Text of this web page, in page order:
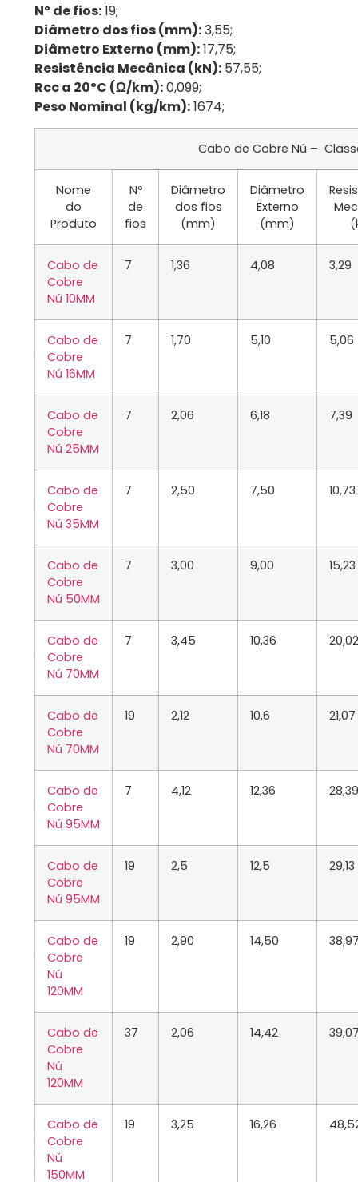
Nº de fios:19;
Diâmetro dos fios (mm):3,55;
Diâmetro Externo (mm):17,75;
Resistência Mecânica (kN): 57,55;
Rcc a 20ºC (Ω/km):0,099;
Peso Nominal (kg/km):1674;
Cabo de Cobre Nú –
Nome
do
Produto
Nº
de
fios
Diâmetro
dos fios
(mm)
Diâmetro
Externo
(mm)
Cabo de
Cobre
Nú 10MM
7 1,36 4,08 3,29
Cabo de
Cobre
Nú 16MM
7 1,70 5,10 5,06
Cabo de
Cobre
Nú 25MM
7 2,06 6,18 7,39
Cabo de
Cobre
Nú 35MM
7 2,50 7,50 10,73
Cabo de
Cobre
Nú 50MM
7 3,00 9,00 15,23
Cabo de
Cobre
Nú 70MM
7 3,45 10,36 20,02
Cabo de
Cobre
Nú 70MM
19 2,12 10,6 21,07
Cabo de
Cobre
Nú 95MM
7 4,12 12,36 28,39
Cabo de
Cobre
Nú 95MM
19 2,5 12,5 29,13
Cabo de
Cobre
Nú
120MM
19 2,90 14,50
Cabo de
Cobre
Nú
120MM
37 2,06 14,42
Cabo de
Cobre
Nú
150MM
19 3,25 16,26